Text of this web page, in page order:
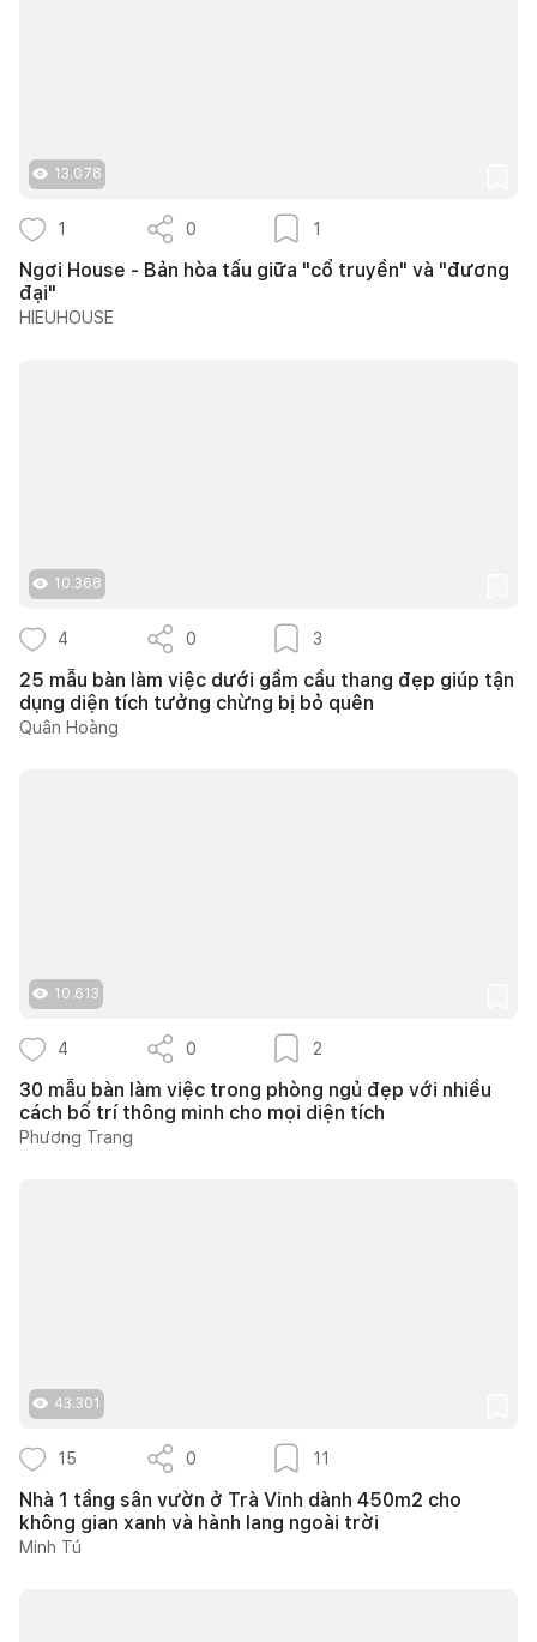
13.078
1 0 1
Ngơi House - Bản hòa tấu giữa "cổ truyền" và "đương
đại"
HIEUHOUSE
10.368
4 0 3
25 mẫu bàn làm việc dưới gầm cầu thang đẹp giúp tận
dụng diện tích tưởng chừng bị bỏ quên
Quân Hoàng
10.613
4 0 2
30 mẫu bàn làm việc trong phòng ngủ đẹp với nhiều
cách bố trí thông minh cho mọi diện tích
Phương Trang
43.301
15 0 11
Nhà 1 tầng sân vườn ở Trà Vinh dành 450m2 cho
không gian xanh và hành lang ngoài trời
Minh Tú